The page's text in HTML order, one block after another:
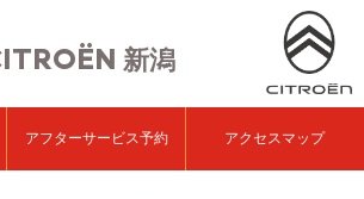
新潟
アフターサービス予約 アクセスマップ